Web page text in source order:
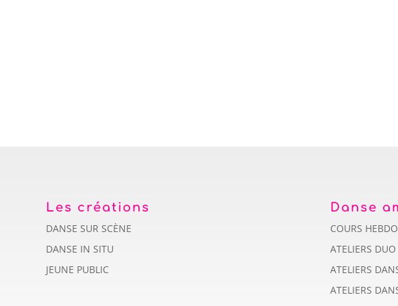
Les créations
DANSE SUR SCÈNE
DANSE IN SITU
JEUNE PUBLIC
Danse
COURS
ATELIERS
ATELIERS
ATELIERS